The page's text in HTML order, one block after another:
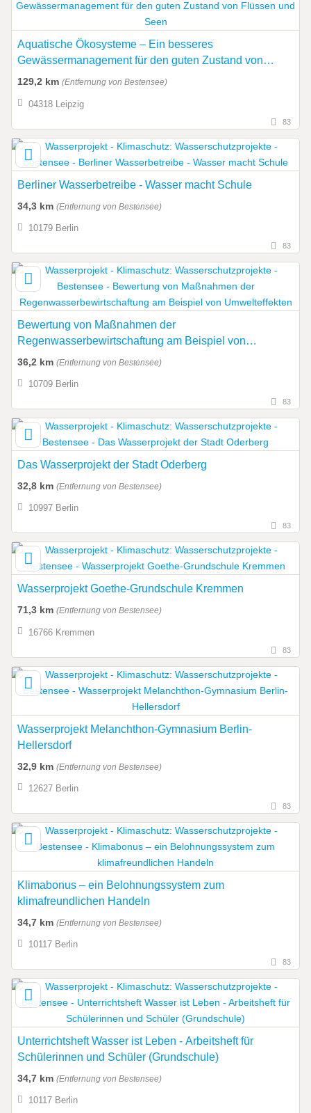
Aquatische Ökosysteme – Ein besseres
Gewässermanagement für den guten Zustand von
Flüssen und Seen
129,2 km (Entfernung von Bestensee)
04318 Leipzig
83
Berliner Wasserbetreibe - Wasser macht Schule
34,3 km (Entfernung von Bestensee)
10179 Berlin
83
Bewertung von Maßnahmen der
Regenwasserbewirtschaftung am Beispiel von
Umwelteffekten
36,2 km (Entfernung von Bestensee)
10709 Berlin
83
Das Wasserprojekt der Stadt Oderberg
32,8 km (Entfernung von Bestensee)
10997 Berlin
83
Wasserprojekt Goethe-Grundschule Kremmen
71,3 km (Entfernung von Bestensee)
16766 Kremmen
83
Wasserprojekt Melanchthon-Gymnasium Berlin-
Hellersdorf
32,9 km (Entfernung von Bestensee)
12627 Berlin
83
Klimabonus – ein Belohnungssystem zum
klimafreundlichen Handeln
34,7 km (Entfernung von Bestensee)
10117 Berlin
83
Unterrichtsheft Wasser ist Leben - Arbeitsheft für
Schülerinnen und Schüler (Grundschule)
34,7 km (Entfernung von Bestensee)
10117 Berlin